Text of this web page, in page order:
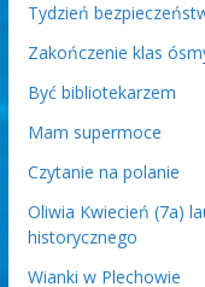
Tydzień
Zakończenie klas
Być bibliotekarzem
Mam supermoce
Czytanie na polanie
Oliwia Kwiecień (7a)
historycznego
Wianki w Plechowie